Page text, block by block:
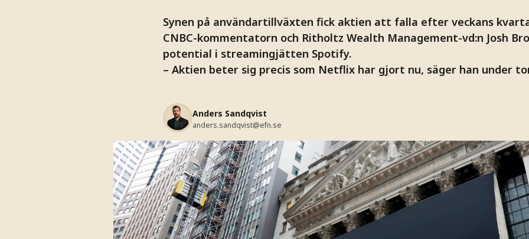
Synen på användartillväxten fick aktien att falla efter veckans
CNBC-kommentatorn och Ritholtz Wealth Management-vd:n Josh
potential i streamingjätten Spotify.
– Aktien beter sig precis som Netflix har gjort nu, säger han under
Anders Sandqvist
anders.sandqvist@efn.se